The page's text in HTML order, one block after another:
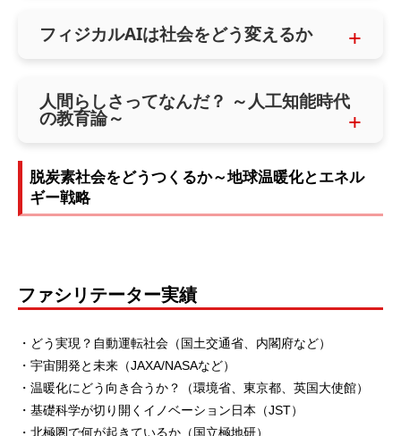
フィジカルAIは社会をどう変えるか
人間らしさってなんだ？ ～人工知能時代
の教育論～
脱炭素社会をどうつくるか～地球温暖化とエネル
ギー戦略
ファシリテーター実績
・どう実現？自動運転社会（国土交通省、内閣府など）
・宇宙開発と未来（JAXA/NASAなど）
・温暖化にどう向き合うか？（環境省、東京都、英国大使館）
・基礎科学が切り開くイノベーション日本（JST）
・北極圏で何が起きているか（国立極地研）